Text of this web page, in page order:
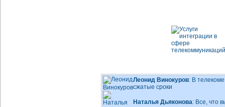
Леонид Винокуров: В
сжатые сроки
Наталья Дьяконова: Все, что